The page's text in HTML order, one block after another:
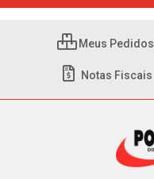
Meus Pedidos
Notas Fiscais